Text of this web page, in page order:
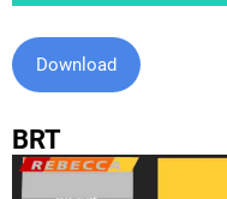
Download
BRT